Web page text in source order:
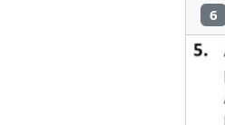
6